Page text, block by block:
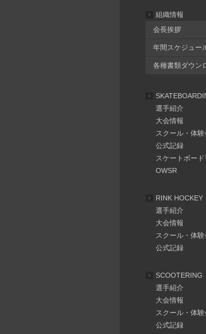
組織情報
会長挨拶
年間スケジュー
各種書類ダウン
選手紹介
大会情報
スクール・体験
公式記録
スケートボー
OWSR
RINK HOCKEY
選手紹介
大会情報
スクール・体験
公式記録
SCOOTERING
選手紹介
大会情報
スクール・体験
公式記録